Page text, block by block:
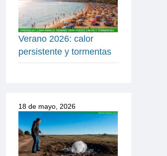
Verano 2026: calor
persistente y tormentas
18 de mayo, 2026